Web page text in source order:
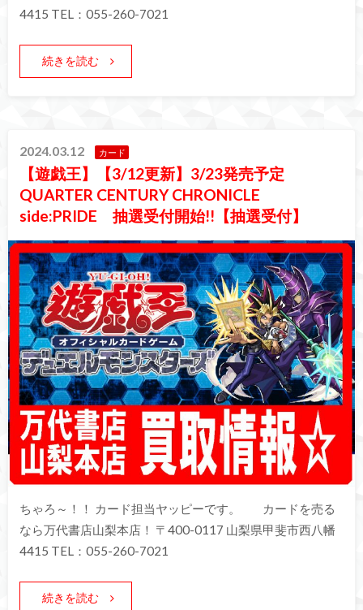
4415 TEL：055-260-7021
続きを読む
2024.03.12 カード
【遊戯王】【3/12更新】3/23発売予定
QUARTER CENTURY CHRONICLE
side:PRIDE 抽選受付開始!!【抽選受付】
ちゃろ～！！ カード担当ヤッピーです。 カードを売る
なら万代書店山梨本店！ 〒400-0117 山梨県甲斐市西八幡
4415 TEL：055-260-7021
続きを読む